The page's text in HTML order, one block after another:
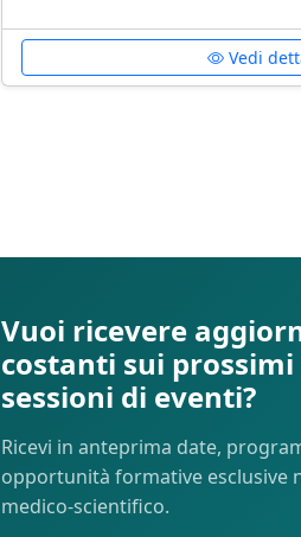
Vedi
Vuoi ricevere
costanti sui prossimi
sessioni di eventi?
Ricevi in anteprima date,
opportunità formative esclusive
medico-scientifico.